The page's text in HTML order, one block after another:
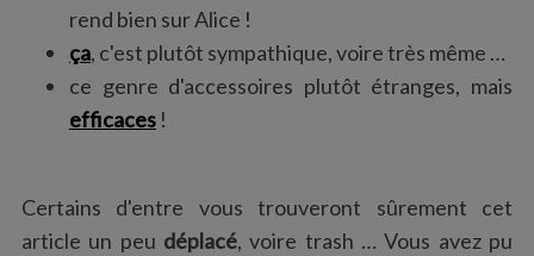
rend bien sur Alice !
ça, c'est plutôt sympathique, voire très même …
ce genre d'accessoires plutôt étranges, mais
efficaces!
Certains d'entre vous trouveront sûrement cet
article un peu déplacé, voire trash … Vous avez pu